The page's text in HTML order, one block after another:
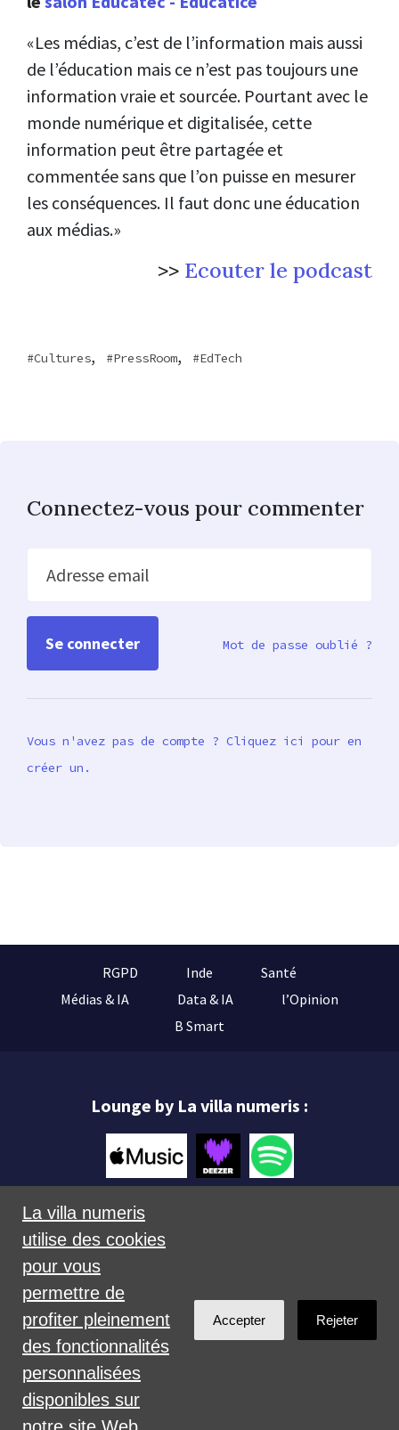
«Les médias, c’est de l’information mais aussi
de l’éducation mais ce n’est pas toujours une
information vraie et sourcée. Pourtant avec le
monde numérique et digitalisée, cette
information peut être partagée et
commentée sans que l’on puisse en mesurer
les conséquences. Il faut donc une éducation
aux médias.»
>> Ecouter le podcast
Cultures, PressRoom, EdTech
Connectez-vous pour commenter
Adresse email
Mot de passe oublié ?
Vous n'avez pas de compte ? Cliquez ici pour en
créer un.
RGPD Inde
Santé
Médias & IA
Data & IA
l’Opinion
B Smart
Lounge by La villa numeris :
Créé avec
La villa numeris
utilise des cookies
pour vous
permettre de
profiter pleinement
des fonctionnalités
personnalisées
disponibles sur
Accepter Rejeter